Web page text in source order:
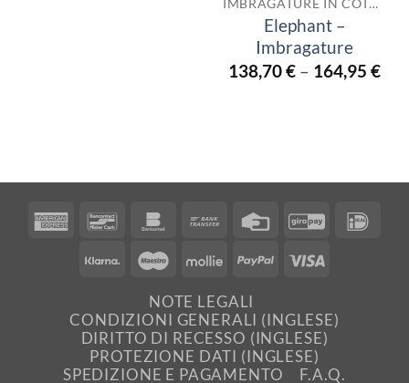
IMBRAGATURE IN COTONE
Elephant –
Imbragature
138,70€ – 164,95 €
AmericanBancontactBankomat
Bank
CreditGiroPay
Klarna MaestroMolliePayPal
NOTE LEGALI
CONDIZIONI GENERALI (INGLESE)
DIRITTO DI RECESSO (INGLESE)
PROTEZIONE DATI (INGLESE)
SPEDIZIONE E PAGAMENTO
F.A.Q.